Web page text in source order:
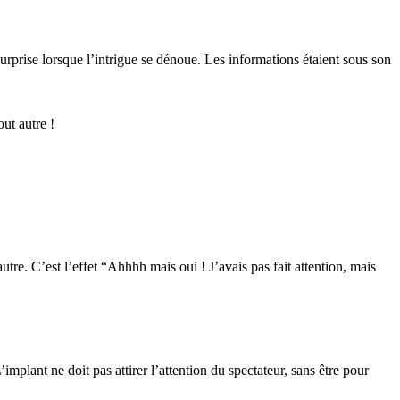
lorsque l’intrigue se dénoue. Les informations étaient sous son
autre !
C’est l’effet “Ahhhh mais oui ! J’avais pas fait attention, mais
ne doit pas attirer l’attention du spectateur, sans être pour